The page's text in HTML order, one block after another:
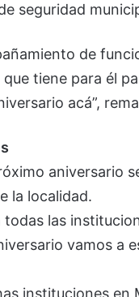
seguridad
de
tiene para él
acá”,
aniversario
la localidad.
las
vamos a
instituciones en